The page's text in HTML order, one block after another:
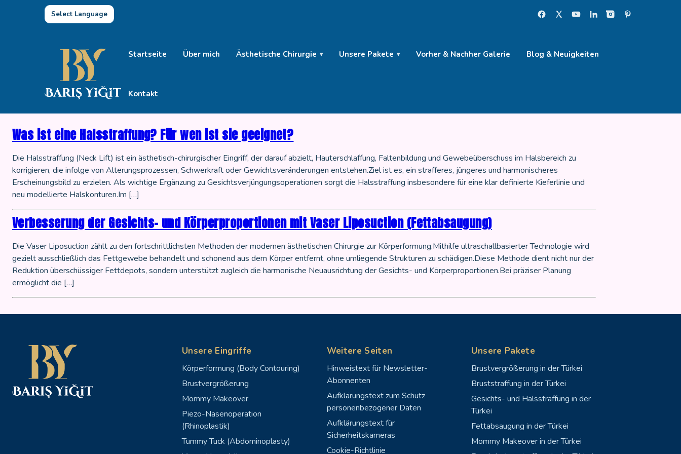
Select Language
Startseite Über mich Ästhetische Chirurgie Unsere Pakete Vorher & Nachher Galerie Blog & Neuigkeiten
Kontakt
Was ist eine Halsstraffung? Für wen ist sie geeignet?
Die Halsstraffung (Neck Lift) ist ein ästhetisch-chirurgischer Eingriff, der darauf abzielt, Hauterschlaffung, Faltenbildung und Gewebeüberschuss im Halsbereich zu
korrigieren, die infolge von Alterungsprozessen, Schwerkraft oder Gewichtsveränderungen entstehen.Ziel ist es, ein strafferes, jüngeres und harmonischeres
Erscheinungsbild zu erzielen. Als wichtige Ergänzung zu Gesichtsverjüngungsoperationen sorgt die Halsstraffung insbesondere für eine klar definierte Kieferlinie und
neu modellierte Halskonturen.Im […]
Verbesserung der Gesichts- und Körperproportionen mit Vaser Liposuction (Fettabsaugung)
Die Vaser Liposuction zählt zu den fortschrittlichsten Methoden der modernen ästhetischen Chirurgie zur Körperformung.Mithilfe ultraschallbasierter Technologie wird
gezielt ausschließlich das Fettgewebe behandelt und schonend aus dem Körper entfernt, ohne umliegende Strukturen zu schädigen.Diese Methode dient nicht nur der
Reduktion überschüssiger Fettdepots, sondern unterstützt zugleich die harmonische Neuausrichtung der Gesichts- und Körperproportionen.Bei präziser Planung
ermöglicht die […]
Unsere Eingriffe
Körperformung (Body Contouring)
Brustvergrößerung
Mommy Makeover
Piezo-Nasenoperation
(Rhinoplastik)
Tummy Tuck (Abdominoplasty)
Weitere Seiten
Hinweistext für Newsletter-
Abonnenten
Aufklärungstext zum Schutz
personenbezogener Daten
Aufklärungstext für
Sicherheitskameras
Cookie-Richtlinie
Unsere Pakete
Brustvergrößerung in der Türkei
Bruststraffung in der Türkei
Gesichts- und Halsstraffung in der
Türkei
Fettabsaugung in der Türkei
Mommy Makeover in der Türkei